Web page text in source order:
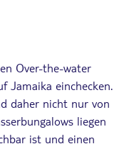
Over-the-water
Jamaika einchecken.
daher nicht nur von
liegen
ist und einen